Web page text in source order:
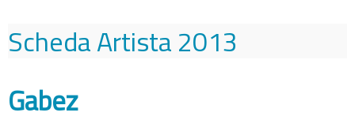
Scheda Artista2013
Gabez